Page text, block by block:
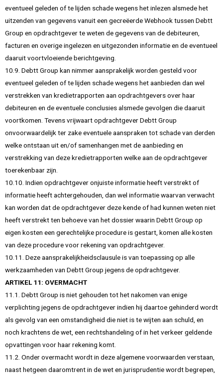
eventueel geleden of te lijden schade wegens het inlezen alsmede het
uitzenden van gegevens vanuit een gecreëerde Webhook tussen Debtt
Group en opdrachtgever te weten de gegevens van de debiteuren,
facturen en overige ingelezen en uitgezonden informatie en de eventueel
daaruit voortvloeiende berichtgeving.
10.9. Debtt Group kan nimmer aansprakelijk worden gesteld voor
eventueel geleden of te lijden schade wegens het aanbieden dan wel
verstrekken van kredietrapporten aan opdrachtgevers over haar
debiteuren en de eventuele conclusies alsmede gevolgen die daaruit
voortkomen. Tevens vrijwaart opdrachtgever Debtt Group
onvoorwaardelijk ter zake eventuele aanspraken tot schade van derden
welke ontstaan uit en/of samenhangen met de aanbieding en
verstrekking van deze kredietrapporten welke aan de opdrachtgever
toerekenbaar zijn.
10.10. Indien opdrachtgever onjuiste informatie heeft verstrekt of
informatie heeft achtergehouden, dan wel informatie waarvan verwacht
kan worden dat de opdrachtgever deze kende of had kunnen weten niet
heeft verstrekt ten behoeve van het dossier waarin Debtt Group op
eigen kosten een gerechtelijke procedure is gestart, komen alle kosten
van deze procedure voor rekening van opdrachtgever.
10.11. Deze aansprakelijkheidsclausule is van toepassing op alle
werkzaamheden van Debtt Group jegens de opdrachtgever.
ARTIKEL 11: OVERMACHT
11.1. Debtt Group is niet gehouden tot het nakomen van enige
verplichting jegens de opdrachtgever indien hij daartoe gehinderd wordt
als gevolg van een omstandigheid die niet is te wijten aan schuld, en
noch krachtens de wet, een rechtshandeling of in het verkeer geldende
opvattingen voor haar rekening komt.
11.2. Onder overmacht wordt in deze algemene voorwaarden verstaan,
naast hetgeen daaromtrent in de wet en jurisprudentie wordt begrepen,